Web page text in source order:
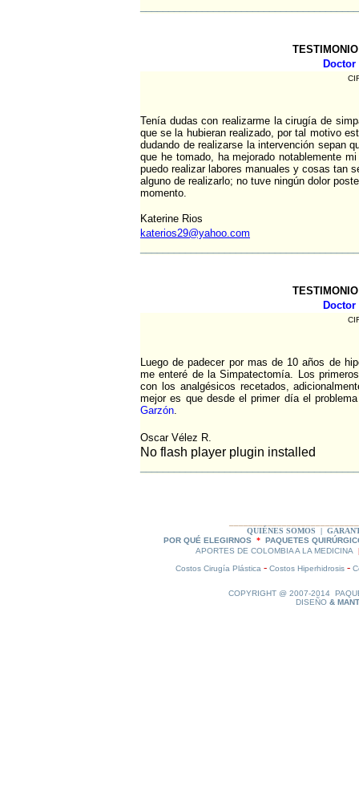
Tenía dudas con realizarme la cirugía de
que se la hubieran realizado, por tal motivo
dudando de realizarse la intervención sepan
que he tomado, ha mejorado notablemente
puedo realizar labores manuales y cosas tan
alguno de realizarlo; no tuve ningún dolor
momento.
Katerine Rios
katerios29@yahoo.com
Luego de padecer por mas de 10 años de
me enteré de la Simpatectomía. Los
con los analgésicos recetados,
mejor es que desde el primer día el
Garzón.
Oscar Vélez R.
No flash player plugin installed
QUIÉNES SOMOS
|
POR QUÉ ELEGIRNOS * PAQUETES
APORTES DE COLOMBIA A LA MEDICINA
Costos Cirugía Plástica - Costos Hiperhidrosis -
COPYRIGHT @ 2007-2014
DISEÑO &